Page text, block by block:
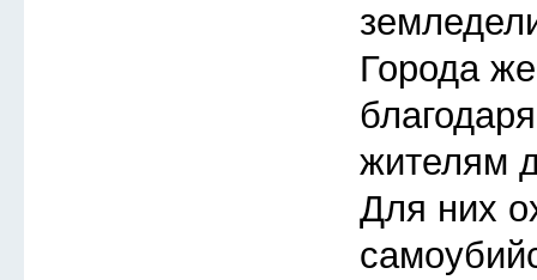
Города
жителям
Для них